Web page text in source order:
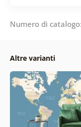
Numero di
Altre varianti